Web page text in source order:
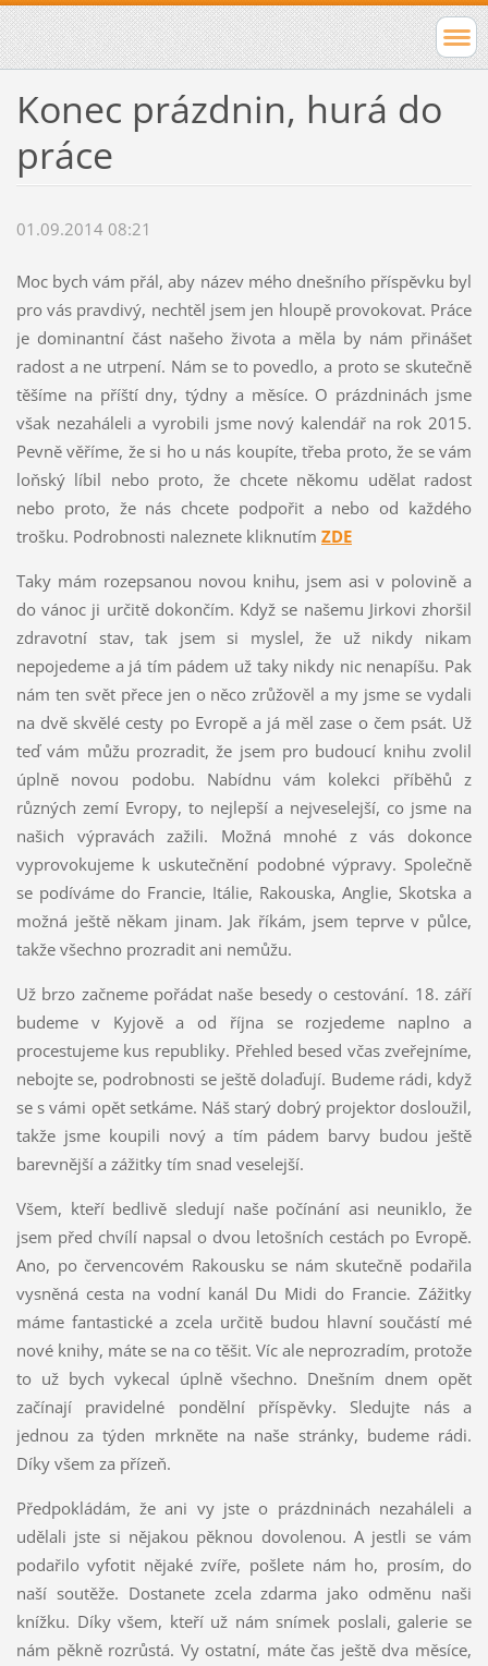
Konec prázdnin, hurá do
práce
01.09.2014 08:21
Moc bych vám přál, aby název mého dnešního příspěvku byl
pro vás pravdivý, nechtěl jsem jen hloupě provokovat. Práce
je dominantní část našeho života a měla by nám přinášet
radost a ne utrpení. Nám se to povedlo, a proto se skutečně
těšíme na příští dny, týdny a měsíce. O prázdninách jsme
však nezaháleli a vyrobili jsme nový kalendář na rok 2015.
Pevně věříme, že si ho u nás koupíte, třeba proto, že se vám
loňský líbil nebo proto, že chcete někomu udělat radost
nebo proto, že nás chcete podpořit a nebo od každého
trošku. Podrobnosti naleznete kliknutím ZDE
Taky mám rozepsanou novou knihu, jsem asi v polovině a
do vánoc ji určitě dokončím. Když se našemu Jirkovi zhoršil
zdravotní stav, tak jsem si myslel, že už nikdy nikam
nepojedeme a já tím pádem už taky nikdy nic nenapíšu. Pak
nám ten svět přece jen o něco zrůžověl a my jsme se vydali
na dvě skvělé cesty po Evropě a já měl zase o čem psát. Už
teď vám můžu prozradit, že jsem pro budoucí knihu zvolil
úplně novou podobu. Nabídnu vám kolekci příběhů z
různých zemí Evropy, to nejlepší a nejveselejší, co jsme na
našich výpravách zažili. Možná mnohé z vás dokonce
vyprovokujeme k uskutečnění podobné výpravy. Společně
se podíváme do Francie, Itálie, Rakouska, Anglie, Skotska a
možná ještě někam jinam. Jak říkám, jsem teprve v půlce,
takže všechno prozradit ani nemůžu.
Už brzo začneme pořádat naše besedy o cestování. 18. září
budeme v Kyjově a od října se rozjedeme naplno a
procestujeme kus republiky. Přehled besed včas zveřejníme,
nebojte se, podrobnosti se ještě dolaďují. Budeme rádi, když
se s vámi opět setkáme. Náš starý dobrý projektor dosloužil,
takže jsme koupili nový a tím pádem barvy budou ještě
barevnější a zážitky tím snad veselejší.
Všem, kteří bedlivě sledují naše počínání asi neuniklo, že
jsem před chvílí napsal o dvou letošních cestách po Evropě.
Ano, po červencovém Rakousku se nám skutečně podařila
vysněná cesta na vodní kanál Du Midi do Francie. Zážitky
máme fantastické a zcela určitě budou hlavní součástí mé
nové knihy, máte se na co těšit. Víc ale neprozradím, protože
to už bych vykecal úplně všechno. Dnešním dnem opět
začínají pravidelné pondělní příspěvky. Sledujte nás a
jednou za týden mrkněte na naše stránky, budeme rádi.
Díky všem za přízeň.
Předpokládám, že ani vy jste o prázdninách nezaháleli a
udělali jste si nějakou pěknou dovolenou. A jestli se vám
podařilo vyfotit nějaké zvíře, pošlete nám ho, prosím, do
naší soutěže. Dostanete zcela zdarma jako odměnu naši
knížku. Díky všem, kteří už nám snímek poslali, galerie se
nám pěkně rozrůstá. Vy ostatní, máte čas ještě dva měsíce,